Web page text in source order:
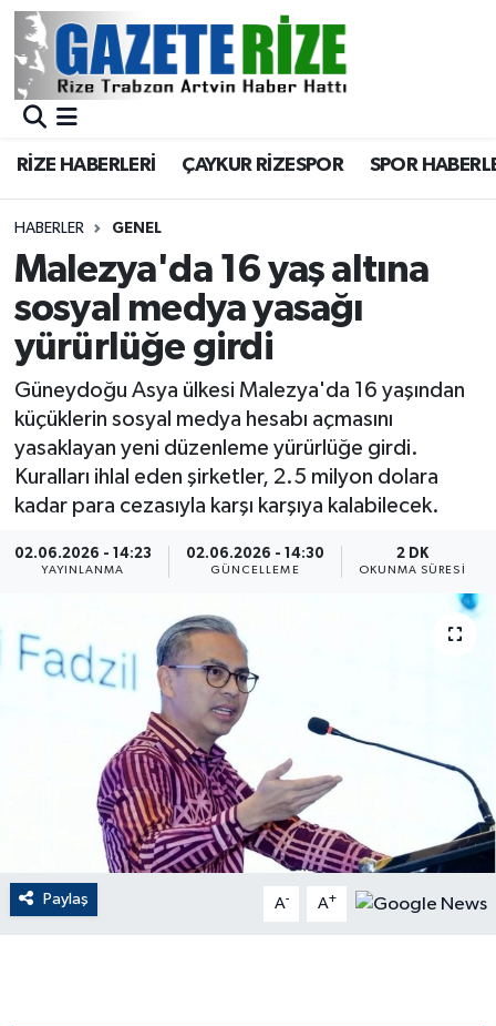
RİZE HABERLERİ ÇAYKUR RİZESPOR SPOR
HABERLER GENEL
Malezya'da 16 yaş altına
sosyal medya yasağı
yürürlüğe girdi
Güneydoğu Asya ülkesi Malezya'da 16 yaşından
küçüklerin sosyal medya hesabı açmasını
yasaklayan yeni düzenleme yürürlüğe girdi.
Kuralları ihlal eden şirketler, 2.5 milyon dolara
kadar para cezasıyla karşı karşıya kalabilecek.
02.06.2026 - 14:23
YAYINLANMA
02.06.2026 - 14:30
GÜNCELLEME
2 DK
OKUNMA SÜRESI
Paylaş A- A+
BÖLGEMİZ
Asayiş
Rize Jandarma Komutanlığı
Bilim Teknoloji
Advertising news
Canlı Maç
Dünya
EKONOMİ
English News
Finans
Merkez Nöbetçi Eczaneler
Merkez Trafik Yoğunluk Haritası
Süper Lig Puan Durumu ve Fikstür
Tüm Manşetler
Son Dakika Haberleri
Haber Arşivi